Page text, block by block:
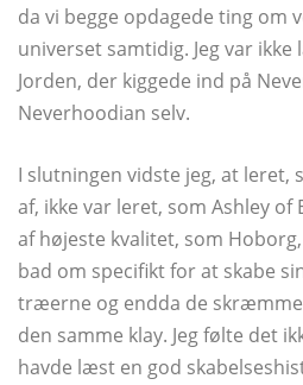
da vi begge opdagede ting om
universet samtidig. Jeg var
Jorden, der kiggede ind på
Neverhoodian selv.
I slutningen vidste jeg, at leret,
af, ikke var leret, som Ashley of
af højeste kvalitet, som
bad om specifikt for at skabe
træerne og endda de
den samme klay. Jeg følte det
havde læst en god